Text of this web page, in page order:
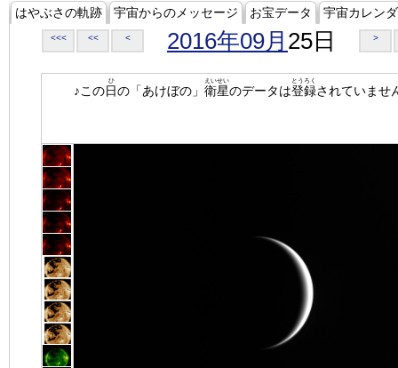
はやぶさの軌跡 宇宙からのメッセージ お宝データ 宇宙カレン
<<< << < 2016年09月 25日 >
♪この日
ひ
の「あけぼの」 衛星
えいせい
のデータは登録
とうろく
されていませ